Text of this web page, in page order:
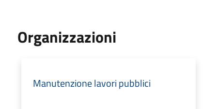
Organizzazioni
Manutenzione lavori pubblici